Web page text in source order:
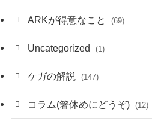
ARKが得意なこと (69)
Uncategorized (1)
ケガの解説 (147)
コラム(箸休めにどうぞ) (12)